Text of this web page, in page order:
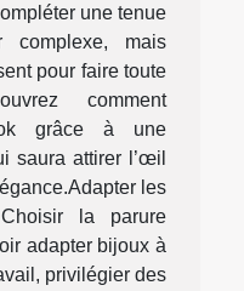
une tenue
complexe, mais
pour faire toute
comment
grâce à une
saura attirer l’œil
les
la parure
adapter bijoux à
privilégier des